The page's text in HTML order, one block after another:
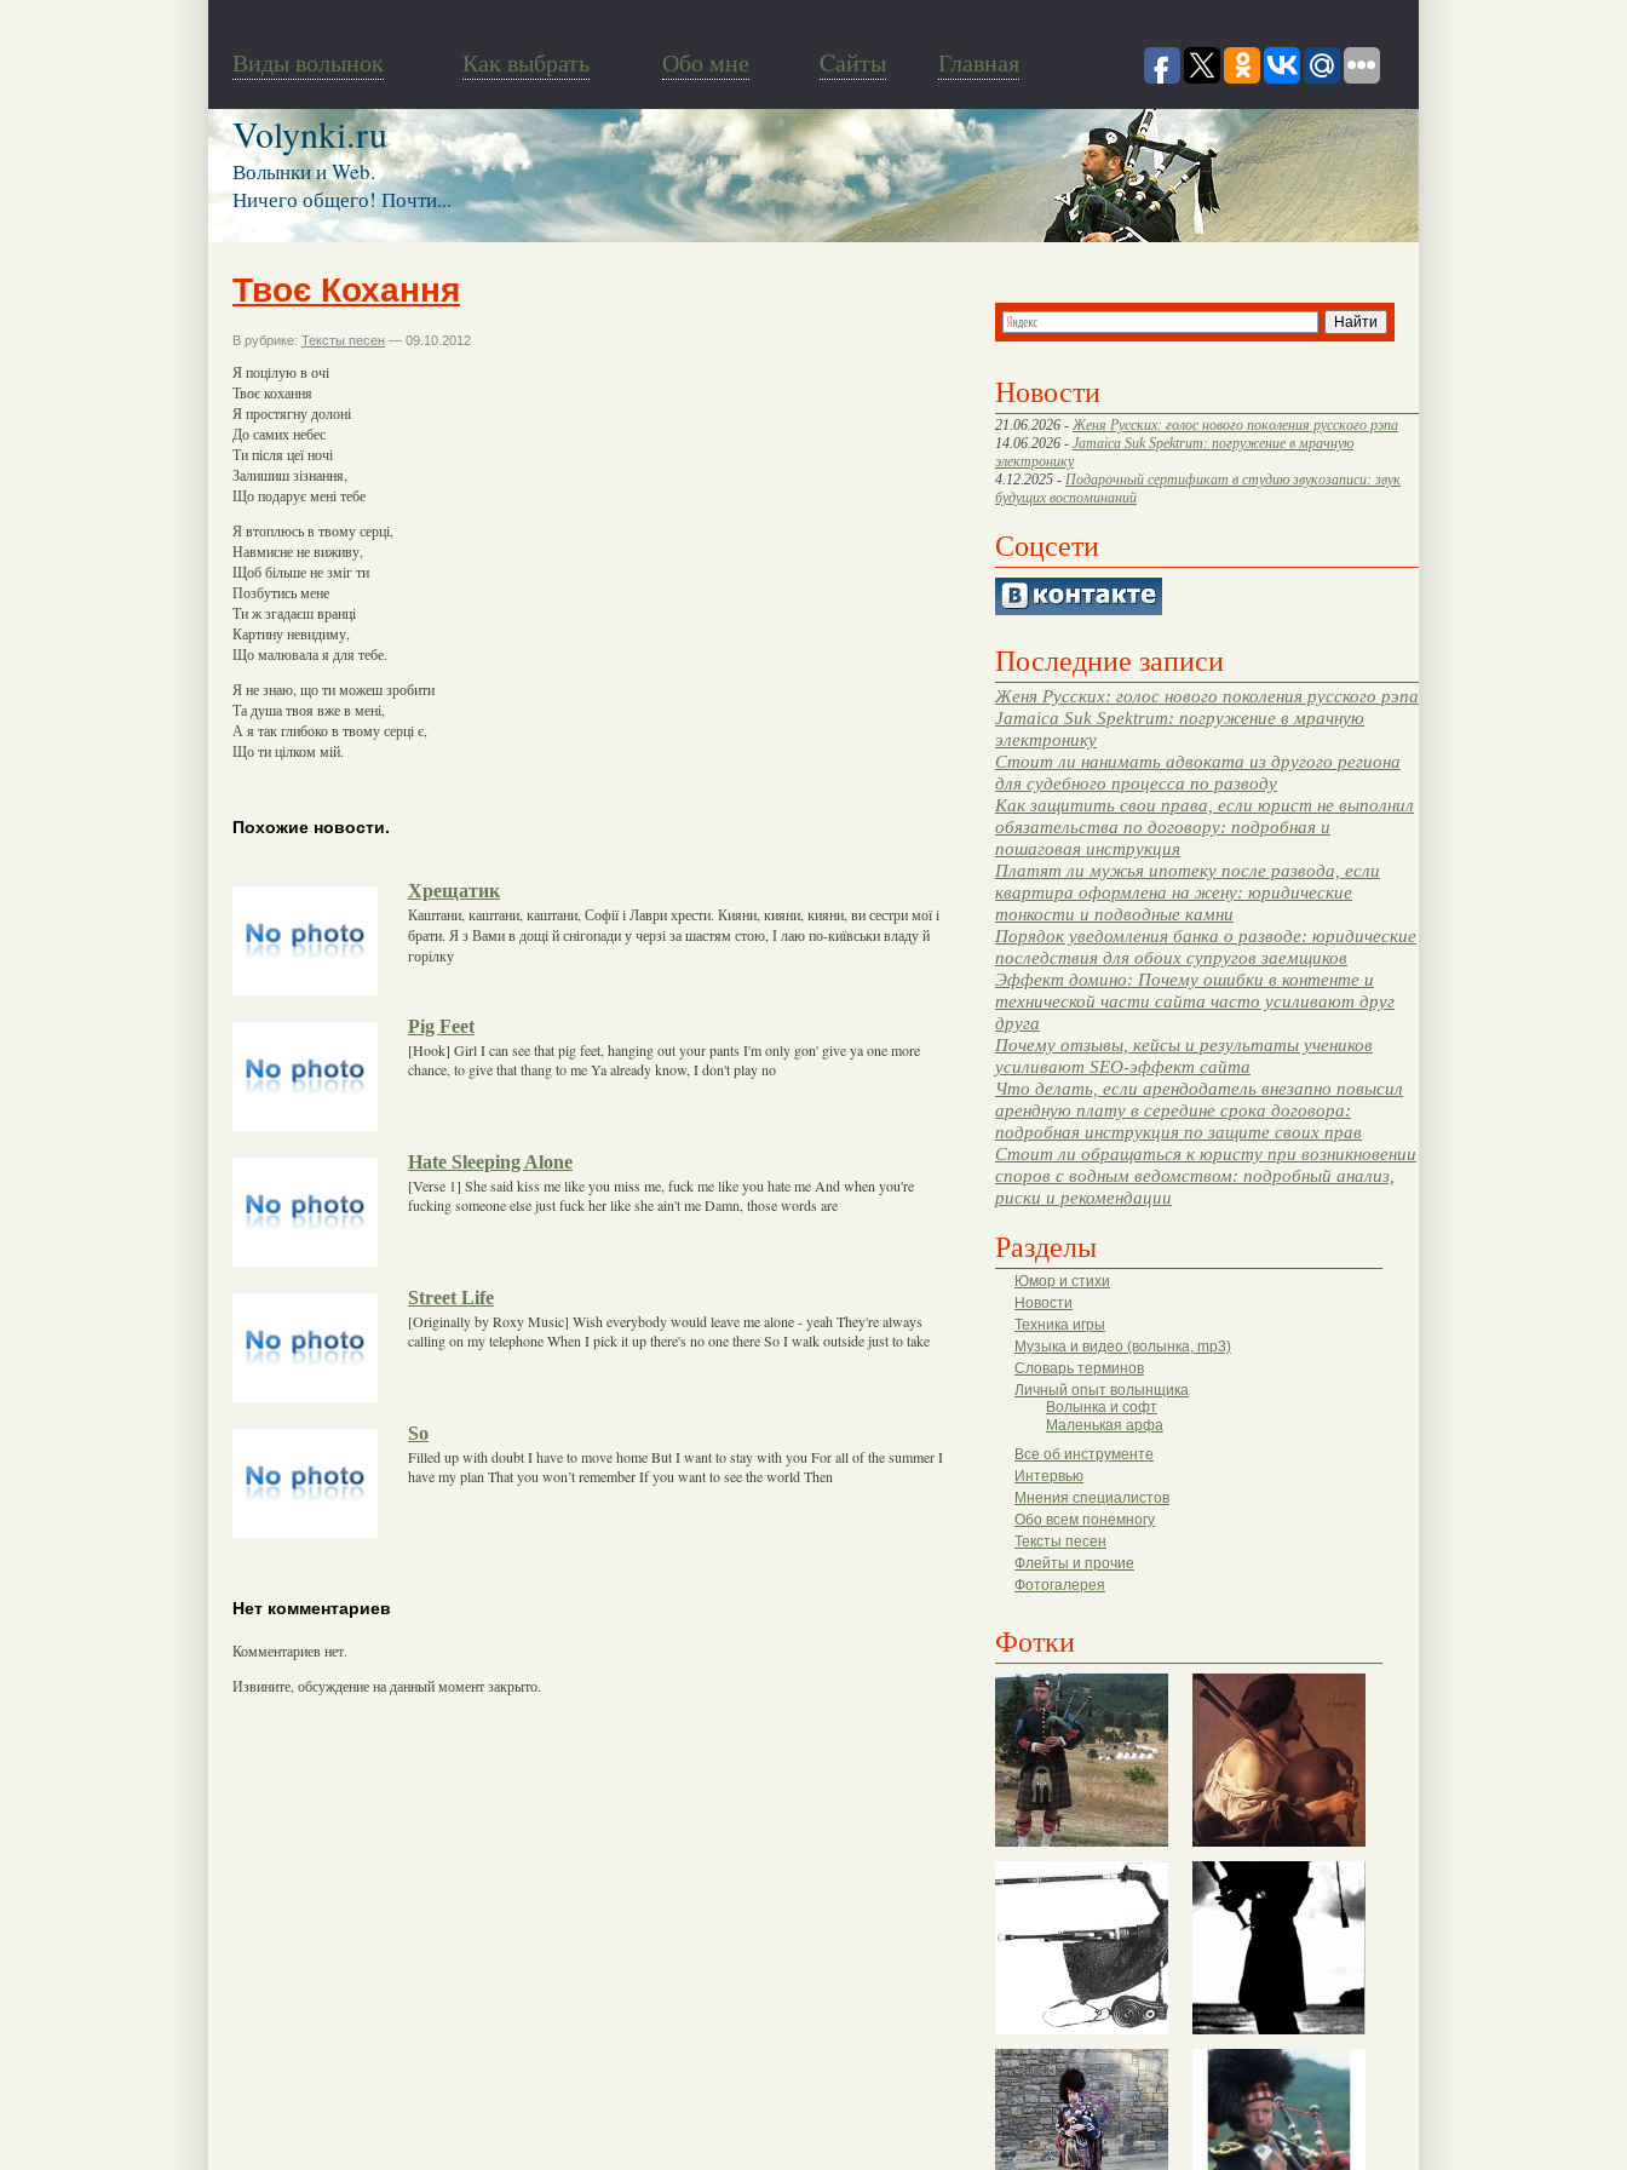
Виды волынок Как выбрать Обо мне Cайты Главная
Volynki.ru
Волынки и Web.
Ничего общего! Почти...
Новости
21.06.2026 - Женя Русских: голос нового поколения русского рэпа
14.06.2026 - Jamaica Suk Spektrum: погружение в мрачную
электронику
4.12.2025 - Подарочный сертификат в студию звукозаписи: звук
будущих воспоминаний
Соцсети
Последние записи
Женя Русских: голос нового поколения русского рэпа
Jamaica Suk Spektrum: погружение в мрачную
электронику
Стоит ли нанимать адвоката из другого региона
для судебного процесса по разводу
Как защитить свои права, если юрист не выполнил
обязательства по договору: подробная и
пошаговая инструкция
Платят ли мужья ипотеку после развода, если
квартира оформлена на жену: юридические
тонкости и подводные камни
Порядок уведомления банка о разводе: юридические
последствия для обоих супругов заемщиков
Эффект домино: Почему ошибки в контенте и
технической части сайта часто усиливают друг
друга
Почему отзывы, кейсы и результаты учеников
усиливают SEO-эффект сайта
Что делать, если арендодатель внезапно повысил
арендную плату в середине срока договора:
подробная инструкция по защите своих прав
Стоит ли обращаться к юристу при возникновении
споров с водным ведомством: подробный анализ,
риски и рекомендации
Разделы
Юмор и стихи
Новости
Техника игры
Музыка и видео (волынка, mp3)
Словарь терминов
Личный опыт волынщика
Волынка и софт
Маленькая арфа
Все об инструменте
Интервью
Мнения специалистов
Обо всем понемногу
Тексты песен
Флейты и прочие
Фотогалерея
Фотки
Твоє Кохання
В рубрике: Тексты песен — 09.10.2012
Я поцілую в очі
Твоє кохання
Я простягну долоні
До самих небес
Ти після цеї ночі
Залишиш зізнання,
Що подарує мені тебе
Я втоплюсь в твому серці,
Навмисне не виживу,
Щоб більше не зміг ти
Позбутись мене
Ти ж згадаєш вранці
Картину невидиму,
Що малювала я для тебе.
Я не знаю, що ти можеш зробити
Та душа твоя вже в мені,
А я так глибоко в твому серці є,
Що ти цілком мій.
Похожие новости.
Хрещатик
Каштани, каштани, каштани, Софії і Лаври хрести. Кияни, кияни, кияни, ви сестри мої і
брати. Я з Вами в дощі й снігопади у черзі за шастям стою, І лаю по-київськи владу й
горілку
Pig Feet
[Hook] Girl I can see that pig feet, hanging out your pants I'm only gon' give ya one more
chance, to give that thang to me Ya already know, I don't play no
Hate Sleeping Alone
[Verse 1] She said kiss me like you miss me, fuck me like you hate me And when you're
fucking someone else just fuck her like she ain't me Damn, those words are
Street Life
[Originally by Roxy Music] Wish everybody would leave me alone - yeah They're always
calling on my telephone When I pick it up there's no one there So I walk outside just to take
So
Filled up with doubt I have to move home But I want to stay with you For all of the summer I
have my plan That you won’t remember If you want to see the world Then
Нет комментариев
Комментариев нет.
Извините, обсуждение на данный момент закрыто.